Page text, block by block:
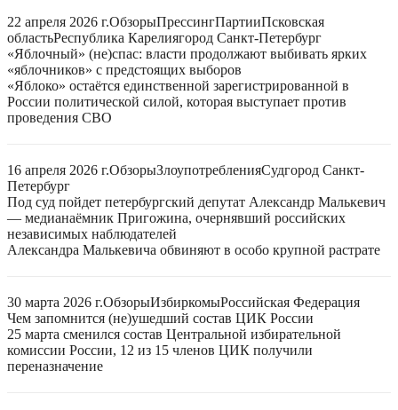
22 апреля 2026 г.ОбзорыПрессингПартииПсковская
областьРеспублика Карелиягород Санкт-Петербург
«Яблочный» (не)спас: власти продолжают выбивать ярких
«яблочников» с предстоящих выборов
«Яблоко» остаётся единственной зарегистрированной в
России политической силой, которая выступает против
проведения СВО
16 апреля 2026 г.ОбзорыЗлоупотребленияСудгород Санкт-
Петербург
Под суд пойдет петербургский депутат Александр Малькевич
— медианаёмник Пригожина, очернявший российских
независимых наблюдателей
Александра Малькевича обвиняют в особо крупной растрате
30 марта 2026 г.ОбзорыИзбиркомыРоссийская Федерация
Чем запомнится (не)ушедший состав ЦИК России
25 марта сменился состав Центральной избирательной
комиссии России, 12 из 15 членов ЦИК получили
переназначение